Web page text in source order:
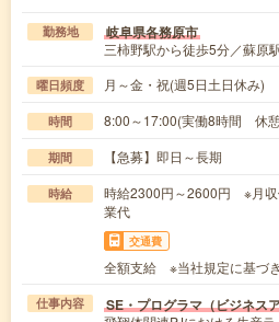
勤務地 岐阜県各務原市
三柿野駅から徒歩5分／蘇原
曜日頻度 月～金・祝(週5日土日休み)
時間 8:00～17:00(実働8時間 休
期間 【急募】即日～長期
時給
時給2300円～2600円 ※月
業代
交通費
全額支給 ※当社規定に基づ
仕事内容 SE・プログラマ（ビジネス